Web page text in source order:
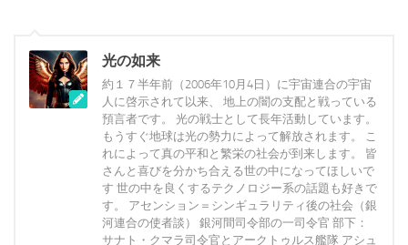
光の如来
約１７半年前（2006年10月4日）に宇宙連合の宇宙
人に啓示されて以来、 地上の闇の支配と戦っている
預言者です。 光の戦士として長年活動しています。
もうすぐ地球は光の勢力によって解放されます。 こ
れによって真の平和と繁栄の社会が到来します。 皆
さんと喜びを分かち合える世の中になってほしいで
す 世の中を良くするテクノロジー系の話題も好きで
す。 アセンション＝シンギュラリティ後の社会（銀
河連合の使者談） 銀河間司令部の一司令官 部下：
サナト・クマラ司令官とアークトゥルス艦隊 アシュ